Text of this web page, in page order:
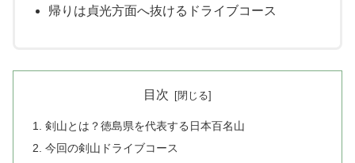
帰りは貞光方面へ抜けるドライブコース
目次
剣山とは？徳島県を代表する日本百名山
今回の剣山ドライブコース